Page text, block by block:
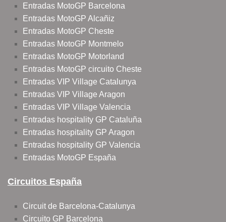
Entradas MotoGP Barcelona
Entradas MotoGP Alcañiz
Entradas MotoGP Cheste
Entradas MotoGP Montmelo
Entradas MotoGP Motorland
Entradas MotoGP circuito Cheste
Entradas VIP Village Catalunya
Entradas VIP Village Aragon
Entradas VIP Village Valencia
Entradas hospitality GP Cataluña
Entradas hospitality GP Aragon
Entradas hospitality GP Valencia
Entradas MotoGP España
Circuitos España
Circuit de Barcelona-Catalunya
Circuito GP Barcelona